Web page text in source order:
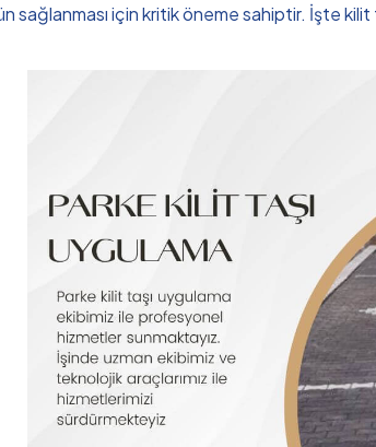
sağlanması için kritik öneme sahiptir. İşte kilit